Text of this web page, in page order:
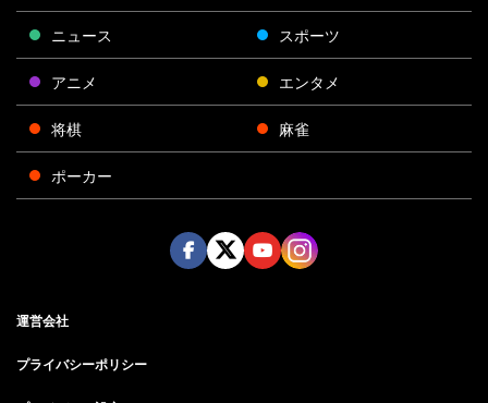
ニュース スポーツ
アニメ エンタメ
将棋 麻雀
ポーカー
運営会社
プライバシーポリシー